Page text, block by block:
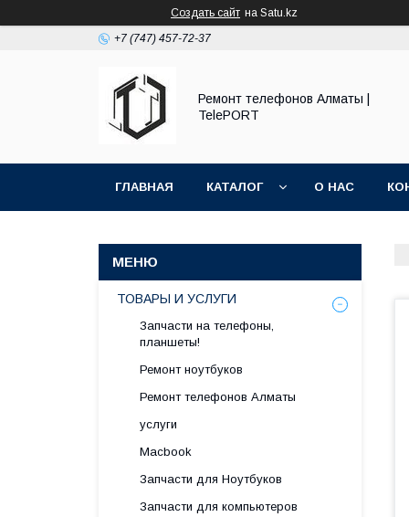
Создать сайт на Satu.kz
+7 (747) 457-72-37
Ремонт телефонов Алматы |
TelePORT
ГЛАВНАЯ КАТАЛОГ О НАС
ТОВАРЫ И УСЛУГИ
Запчасти на телефоны,
планшеты!
Ремонт ноутбуков
Ремонт телефонов Алматы
услуги
Macbook
Запчасти для Ноутбуков
Запчасти для компьютеров